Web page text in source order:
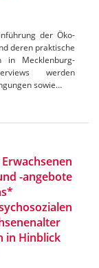
der Öko-
deren praktische
in Mecklenburg-
werden
sowie…
-angebote
in Hinblick